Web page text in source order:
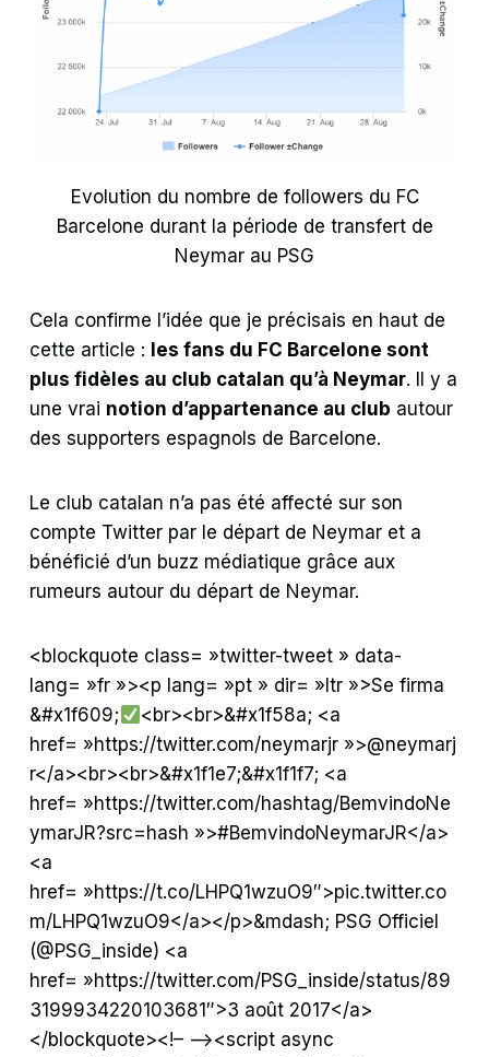
Evolution du nombre de followers du FC
Barcelone durant la période de transfert de
Neymar au PSG
Cela confirme l’idée que je précisais en haut de
cette article : les fans du FC Barcelone sont
plus fidèles au club catalan qu’à Neymar. Il y a
une vrai notion d’appartenance au club autour
des supporters espagnols de Barcelone.
Le club catalan n’a pas été affecté sur son
compte Twitter par le départ de Neymar et a
bénéficié d’un buzz médiatique grâce aux
rumeurs autour du départ de Neymar.
<blockquote class= »twitter-tweet » data-
lang= »fr »><p lang= »pt » dir= »ltr »>Se firma
&#x1f609;
<br><br>&#x1f58a; <a
href= »https://twitter.com/neymarjr »>@neymarj
r</a><br><br>&#x1f1e7;&#x1f1f7; <a
href= »https://twitter.com/hashtag/BemvindoNe
ymarJR?src=hash »>#BemvindoNeymarJR</a>
<a
href= »https://t.co/LHPQ1wzuO9″>pic.twitter.co
m/LHPQ1wzuO9</a></p>&mdash; PSG Officiel
(@PSG_inside) <a
href= »https://twitter.com/PSG_inside/status/89
3199934220103681″>3 août 2017</a>
</blockquote><!– –><script async